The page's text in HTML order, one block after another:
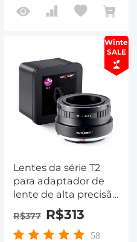
Winter
SALE
Lentes da série T2
para adaptador de
lente de alta precisão
da câmera de
montagem da série Z
da Nikon, T2-NIK Z
R$377 R$313
58